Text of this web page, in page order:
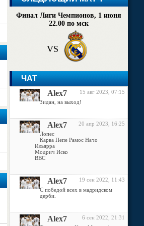
Финал Лиги Чемпионов, 1 июня
22.00 по мск
VS
ЧАТ
Alex7
15 авг 2023, 07:15
Зидан, на выход!
Alex7
20 апр 2023, 16:25
Лопес
Карва Пепе Рамос Начо
Ильярра
Модрич Иско
ВВС
Alex7
19 сен 2022, 11:43
С победой всех в мадридском
дерби.
Alex7
6 сен 2022, 21:31